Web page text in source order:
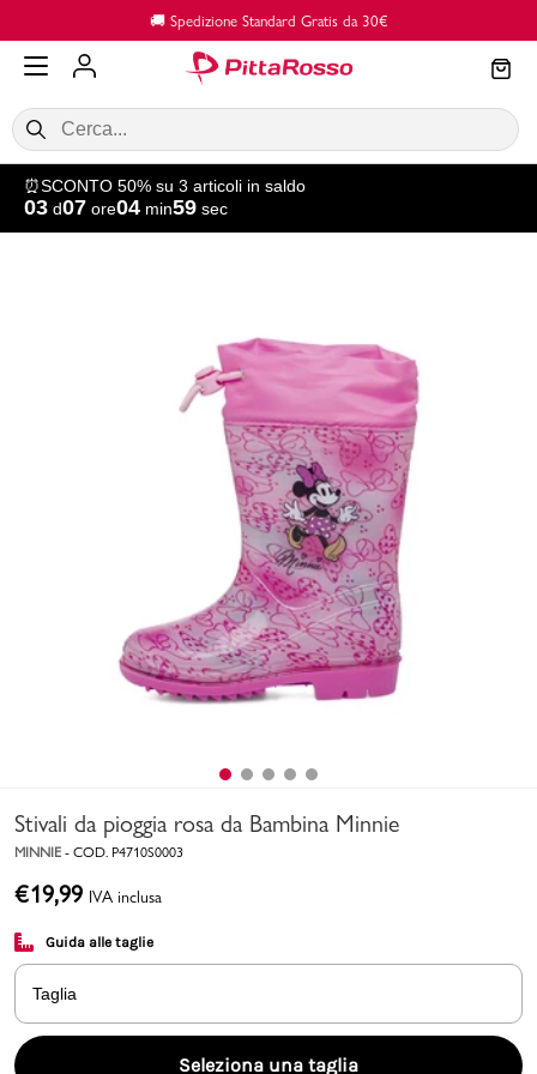
Vai al contenuto principale🚚 Spedizione Standard Gratis da 30€
Donna
Bambino
Marchi
Accedi | Registrati
⏰SCONTO 50% su 3 articoli in saldo
03 d07 ore04 min58 sec
Stivali da pioggia rosa da Bambina Minnie
MINNIE - COD. P4710S0003
€19,99 IVA inclusa
Guida alle taglie
Taglia
Seleziona una taglia